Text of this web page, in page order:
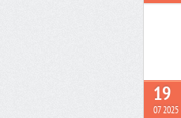
19
07 2025